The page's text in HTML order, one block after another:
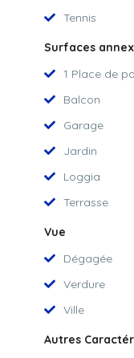
Tennis
Surfaces
1 Place de
Balcon
Garage
Jardin
Loggia
Terrasse
Vue
Dégagée
Verdure
Ville
Autres